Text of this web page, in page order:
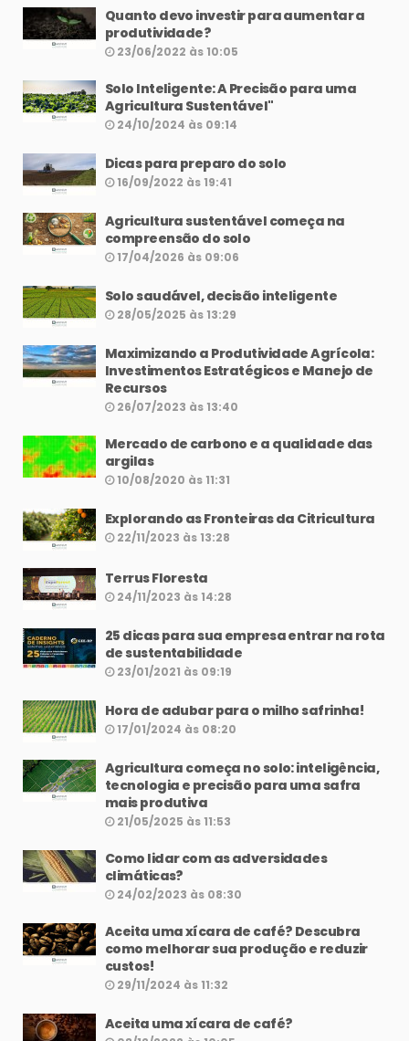
Quanto devo investir para aumentar a
produtividade?
23/06/2022 às 10:05
Solo Inteligente: A Precisão para uma
Agricultura Sustentável"
24/10/2024 às 09:14
Dicas para preparo do solo
16/09/2022 às 19:41
Agricultura sustentável começa na
compreensão do solo
17/04/2026 às 09:06
Solo saudável, decisão inteligente
28/05/2025 às 13:29
Maximizando a Produtividade Agrícola:
Investimentos Estratégicos e Manejo de
Recursos
26/07/2023 às 13:40
Mercado de carbono e a qualidade das
argilas
10/08/2020 às 11:31
Explorando as Fronteiras da Citricultura
22/11/2023 às 13:28
Terrus Floresta
24/11/2023 às 14:28
25 dicas para sua empresa entrar na rota
de sustentabilidade
23/01/2021 às 09:19
Hora de adubar para o milho safrinha!
17/01/2024 às 08:20
Agricultura começa no solo: inteligência,
tecnologia e precisão para uma safra
mais produtiva
21/05/2025 às 11:53
Como lidar com as adversidades
climáticas?
24/02/2023 às 08:30
Aceita uma xícara de café? Descubra
como melhorar sua produção e reduzir
custos!
29/11/2024 às 11:32
Aceita uma xícara de café?